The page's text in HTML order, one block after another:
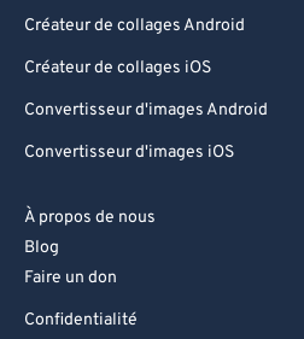
Créateur de collages Android
Créateur de collages iOS
Convertisseur d'images Android
Convertisseur d'images iOS
À propos de nous
Blog
Faire un don
Confidentialité